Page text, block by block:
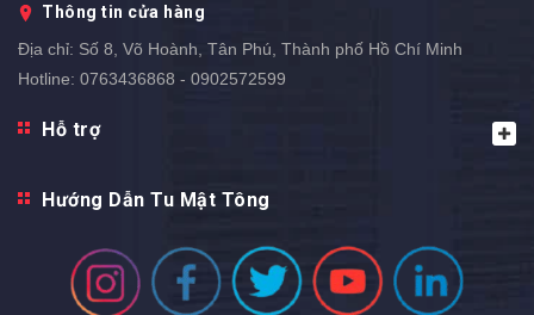
Thông tin cửa hàng
Địa chỉ: Số 8, Võ Hoành, Tân Phú, Thành phố Hồ Chí Minh
Hotline: 0763436868 - 0902572599
Hỗ trợ
Hướng Dẫn Tu Mật Tông